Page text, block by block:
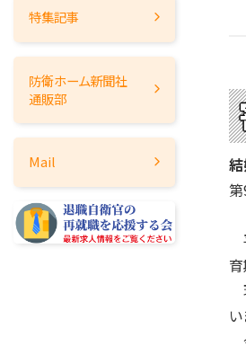
2017年
2014年
2012年
2011年
2009年
2008年
特集記事
防衛ホーム新聞社
通販部
Mail
い